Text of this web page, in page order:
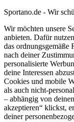
Sportano.de - Wir
Wir möchten unsere
anbieten. Dafür
das ordnungsgemäße
nach deiner
personalisierte
deine Interessen
Cookies und mobile
als auch nicht-
– abhängig von
akzeptieren“ klickst,
deiner